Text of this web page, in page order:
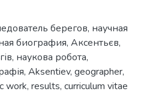
берегов, научная
биография, Аксентьєв,
, наукова робота,
, Aksentiev, geographer,
work, results, curriculum vitae